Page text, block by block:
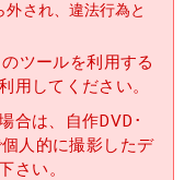
され、違法行為と
ツールを利用する
用してください。
合は、自作DVD･
人的に撮影したデ
さい。